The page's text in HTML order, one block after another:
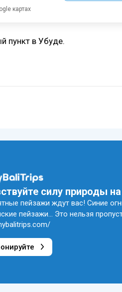
картах
пункт в Убуде.
силу природы
пейзажи ждут вас! Синие
пейзажи... Это нельзя